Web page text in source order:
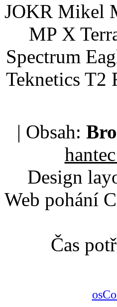
JOKR Mikel
MP X
Spectrum
Teknetics T2
| Obsah:
Design
Web pohání
Čas